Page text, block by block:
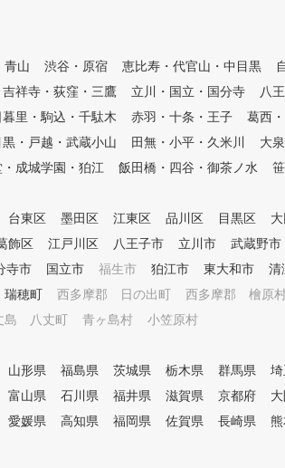
ーチによる
ンドアゴル
舗数
青山 渋谷・原宿 恵比寿・代官山・中目黒
吉祥寺・荻窪・三鷹 立川・国立・国分寺 八
暮里・駒込・千駄木 赤羽・十条・王子 葛西
黒・戸越・武蔵小山 田無・小平・久米川 大
成城学園・狛江 飯田橋・四谷・御茶ノ水
台東区 墨田区 江東区 品川区 目黒区
飾区 江戸川区 八王子市 立川市 武蔵野市
寺市 国立市 福生市 狛江市 東大和市 清
穂町 西多摩郡 日の出町 西多摩郡 檜原
島 八丈町 青ヶ島村
小笠原村
山形県 福島県 茨城県 栃木県 群馬県
富山県 石川県 福井県 滋賀県 京都府
愛媛県 高知県 福岡県 佐賀県 長崎県